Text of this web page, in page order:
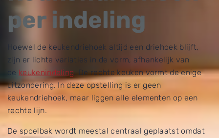
per indeling
Hoewel de keukendriehoek altijd een driehoek blijft,
zijn er lichte variaties in de vorm, afhankelijk van
de keukenindeling . De rechte keuken vormt de enige
uitzondering. In deze opstelling is er geen
keukendriehoek, maar liggen alle elementen op een
rechte lijn.
De spoelbak wordt meestal centraal geplaatst omdat